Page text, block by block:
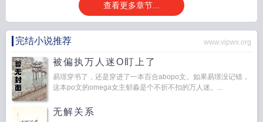
查看更多章节...
完结小说推荐 www.vipwx.org
被偏执万人迷O盯上了
易璟穿书了，还是穿进了一本百合abopo文。如果易璟没记错，
这本po文的omega女主郁淼是个不折不扣的万人迷。...
无解关系